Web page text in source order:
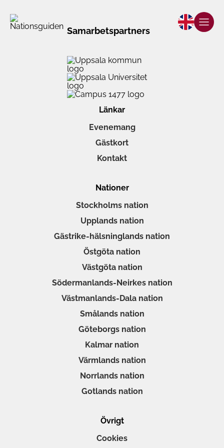
Samarbetspartners
Länkar
Evenemang
Gästkort
Kontakt
Nationer
Stockholms nation
Upplands nation
Gästrike-hälsninglands nation
Östgöta nation
Västgöta nation
Södermanlands-Neirkes nation
Västmanlands-Dala nation
Smålands nation
Göteborgs nation
Kalmar nation
Värmlands nation
Norrlands nation
Gotlands nation
Övrigt
Cookies